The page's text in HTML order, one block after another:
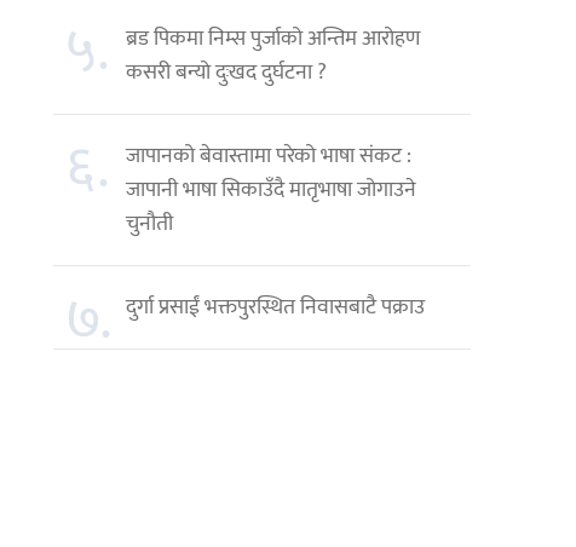
५. ब्रड पिकमा निम्स पुर्जाको अन्तिम आरोहण
कसरी बन्यो दुःखद दुर्घटना ?
६. जापानको बेवास्तामा परेको भाषा संकट :
जापानी भाषा सिकाउँदै मातृभाषा जोगाउने
चुनौती
७. दुर्गा प्रसाईं भक्तपुरस्थित निवासबाटै पक्राउ